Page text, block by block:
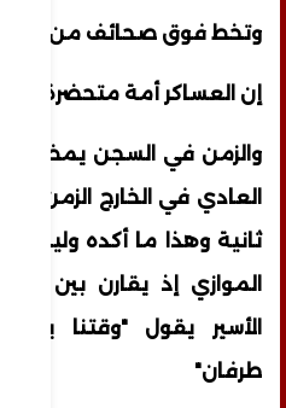
وتخط فوق صحائف من جلدنا
إن العساكر أمة متحضرة"
والزمن في السجن يمضي
العادي في الخارج الزمن
ثانية وهذا ما أكده وليد
الموازي إذ يقارن بين
الأسير يقول "وقتنا
طرفان"